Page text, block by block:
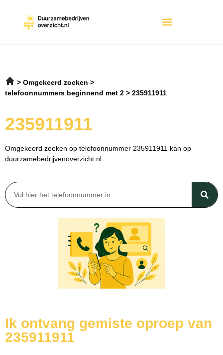
Omgekeerd zoeken
telefoonnummers beginnend met 2
235911911
235911911
Omgekeerd zoeken op telefoonnummer 235911911 kan op
duurzamebedrijvenoverzicht.nl.
Ik ontvang gemiste oproep van
235911911